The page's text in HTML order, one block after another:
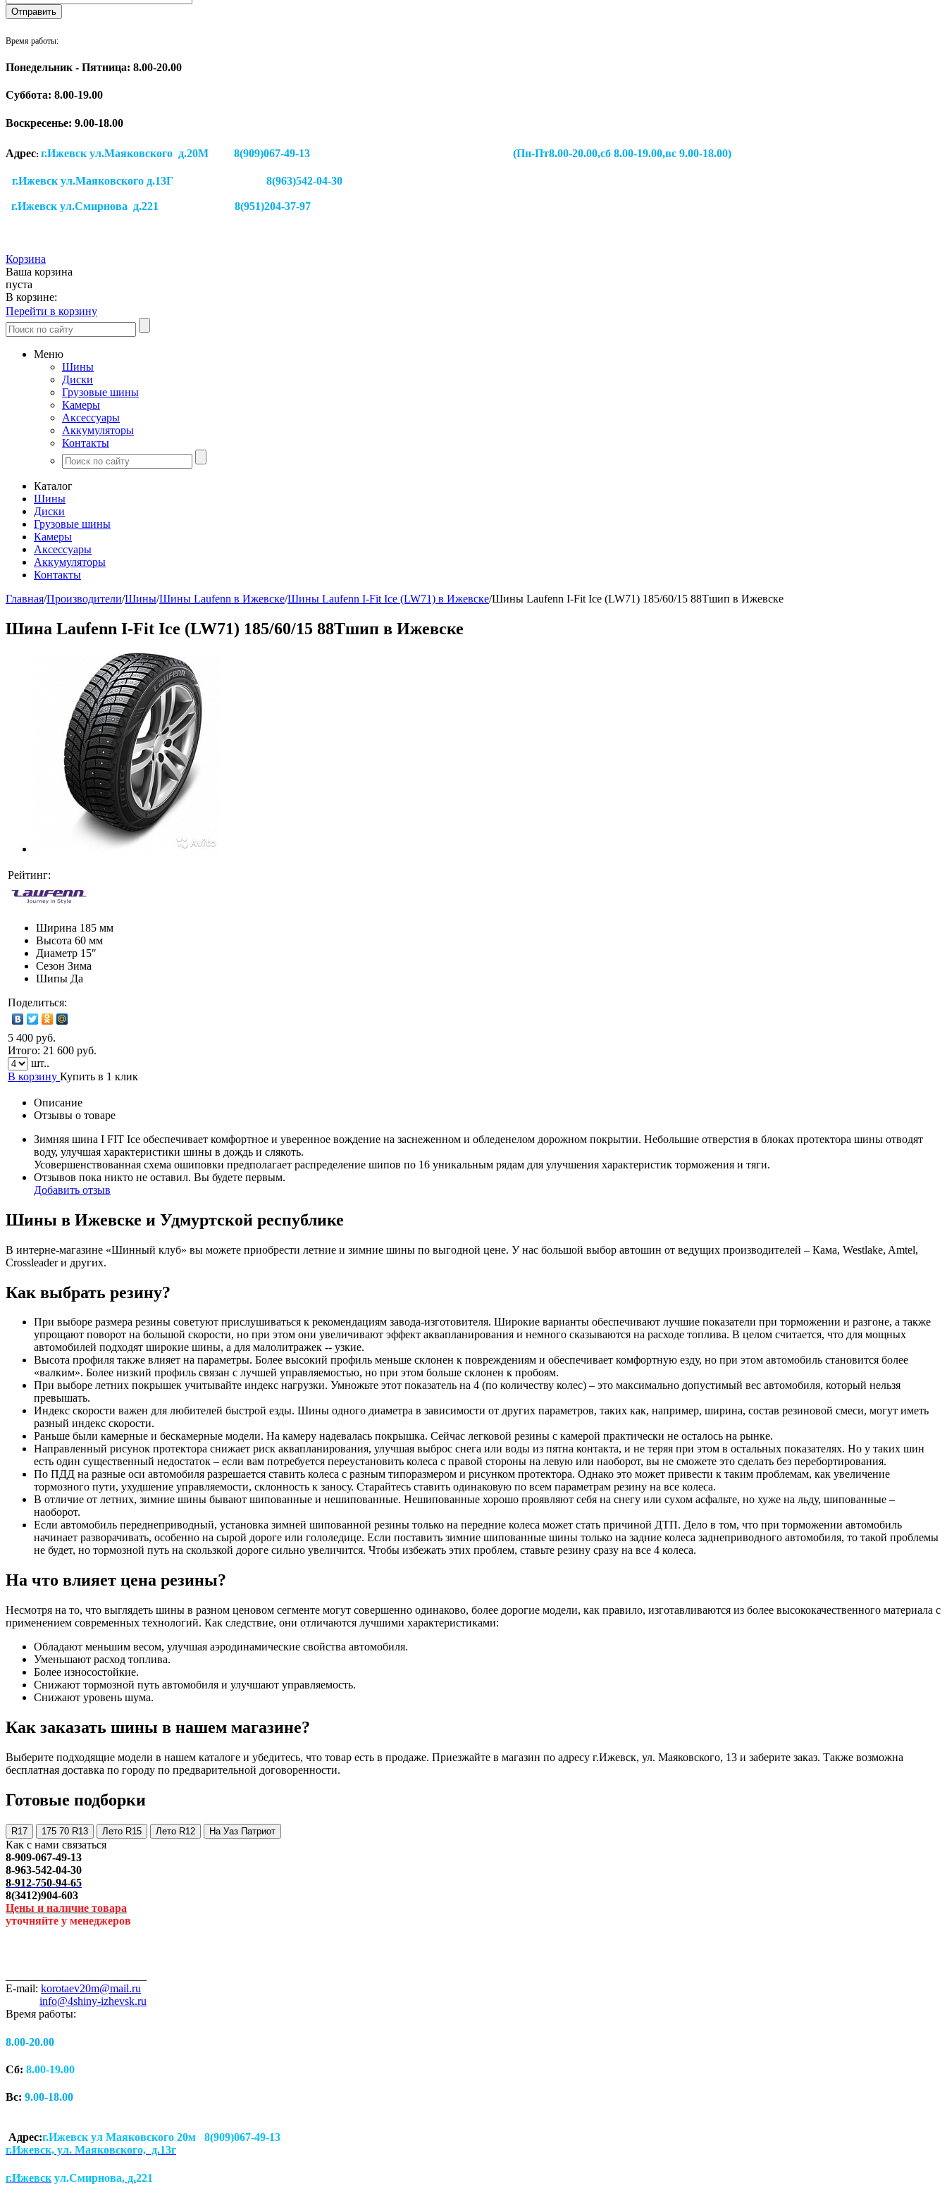
Время работы:
Понедельник - Пятница: 8.00-20.00
Суббота: 8.00-19.00
Воскресенье: 9.00-18.00
Адрес: г.Ижевск ул.Маяковского д.20М 8(909)067-49-13 (Пн-Пт8.00-20.00,сб 8.00-19.00,вс 9.00-18.00)
г.Ижевск ул.Маяковского д.13Г 8(963)542-04-30
г.Ижевск ул.Смирнова д.221 8(951)204-37-97
Корзина
Ваша корзина
пуста
В корзине:
Перейти в корзину
Меню
Шины
Диски
Грузовые шины
Камеры
Аксессуары
Аккумуляторы
Контакты
Каталог
Шины
Диски
Грузовые шины
Камеры
Аксессуары
Аккумуляторы
Контакты
Главная/Производители/Шины/Шины Laufenn в Ижевске/Шины Laufenn I-Fit Ice (LW71) в Ижевске/Шины Laufenn I-Fit Ice (LW71) 185/60/15 88Тшип в Ижевске
Шина Laufenn I-Fit Ice (LW71) 185/60/15 88Тшип в Ижевске
Рейтинг:
Ширина 185 мм
Высота 60 мм
Диаметр 15″
Сезон Зима
Шипы Да
Поделиться:
5 400 руб.
Итого: 21 600 руб.
шт..
В корзину Купить в 1 клик
Описание
Отзывы о товаре
Зимняя шина I FIT Ice обеспечивает комфортное и уверенное вождение на заснеженном и обледенелом дорожном покрытии. Небольшие отверстия в блоках протектора шины отводят
воду, улучшая характеристики шины в дождь и слякоть.
Усовершенствованная схема ошиповки предполагает распределение шипов по 16 уникальным рядам для улучшения характеристик торможения и тяги.
Отзывов пока никто не оставил. Вы будете первым.
Добавить отзыв
Шины в Ижевске и Удмуртской республике
В интерне-магазине «Шинный клуб» вы можете приобрести летние и зимние шины по выгодной цене. У нас большой выбор автошин от ведущих производителей – Кама, Westlake, Amtel,
Crossleader и других.
Как выбрать резину?
При выборе размера резины советуют прислушиваться к рекомендациям завода-изготовителя. Широкие варианты обеспечивают лучшие показатели при торможении и разгоне, а также
упрощают поворот на большой скорости, но при этом они увеличивают эффект аквапланирования и немного сказываются на расходе топлива. В целом считается, что для мощных
автомобилей подходят широкие шины, а для малолитражек -- узкие.
Высота профиля также влияет на параметры. Более высокий профиль меньше склонен к повреждениям и обеспечивает комфортную езду, но при этом автомобиль становится более
«валким». Более низкий профиль связан с лучшей управляемостью, но при этом больше склонен к пробоям.
При выборе летних покрышек учитывайте индекс нагрузки. Умножьте этот показатель на 4 (по количеству колес) – это максимально допустимый вес автомобиля, который нельзя
превышать.
Индекс скорости важен для любителей быстрой езды. Шины одного диаметра в зависимости от других параметров, таких как, например, ширина, состав резиновой смеси, могут иметь
разный индекс скорости.
Раньше были камерные и бескамерные модели. На камеру надевалась покрышка. Сейчас легковой резины с камерой практически не осталось на рынке.
Направленный рисунок протектора снижает риск аквапланирования, улучшая выброс снега или воды из пятна контакта, и не теряя при этом в остальных показателях. Но у таких шин
есть один существенный недостаток – если вам потребуется переустановить колеса с правой стороны на левую или наоборот, вы не сможете это сделать без перебортирования.
По ПДД на разные оси автомобиля разрешается ставить колеса с разным типоразмером и рисунком протектора. Однако это может привести к таким проблемам, как увеличение
тормозного пути, ухудшение управляемости, склонность к заносу. Старайтесь ставить одинаковую по всем параметрам резину на все колеса.
В отличие от летних, зимние шины бывают шипованные и нешипованные. Нешипованные хорошо проявляют себя на снегу или сухом асфальте, но хуже на льду, шипованные –
наоборот.
Если автомобиль переднеприводный, установка зимней шипованной резины только на передние колеса может стать причиной ДТП. Дело в том, что при торможении автомобиль
начинает разворачивать, особенно на сырой дороге или гололедице. Если поставить зимние шипованные шины только на задние колеса заднеприводного автомобиля, то такой проблемы
не будет, но тормозной путь на скользкой дороге сильно увеличится. Чтобы избежать этих проблем, ставьте резину сразу на все 4 колеса.
На что влияет цена резины?
Несмотря на то, что выглядеть шины в разном ценовом сегменте могут совершенно одинаково, более дорогие модели, как правило, изготавливаются из более высококачественного материала с
применением современных технологий. Как следствие, они отличаются лучшими характеристиками:
Обладают меньшим весом, улучшая аэродинамические свойства автомобиля.
Уменьшают расход топлива.
Более износостойкие.
Снижают тормозной путь автомобиля и улучшают управляемость.
Снижают уровень шума.
Как заказать шины в нашем магазине?
Выберите подходящие модели в нашем каталоге и убедитесь, что товар есть в продаже. Приезжайте в магазин по адресу г.Ижевск, ул. Маяковского, 13 и заберите заказ. Также возможна
бесплатная доставка по городу по предварительной договоренности.
Готовые подборки
R17 175 70 R13 Лето R15 Лето R12 На Уаз Патриот
Как с нами связаться
8-909-067-49-13
8-963-542-04-30
8-912-750-94-65
8(3412)904-603
Цены и наличие товара
уточняйте у менеджеров
E-mail: korotaev20m@mail.ru
info@4shiny-izhevsk.ru
Время работы:
8.00-20.00
Сб: 8.00-19.00
Вс: 9.00-18.00
Адрес:г.Ижевск ул Маяковского 20м 8(909)067-49-13
г.Ижевск, ул. Маяковского, д.13г
г.Ижевск ул.Смирнова, д.221